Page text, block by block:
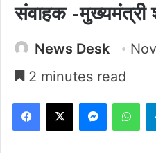
संवाहक -मुख्यमंत्री
News Desk
2 minutes read
Facebook
X Messenger